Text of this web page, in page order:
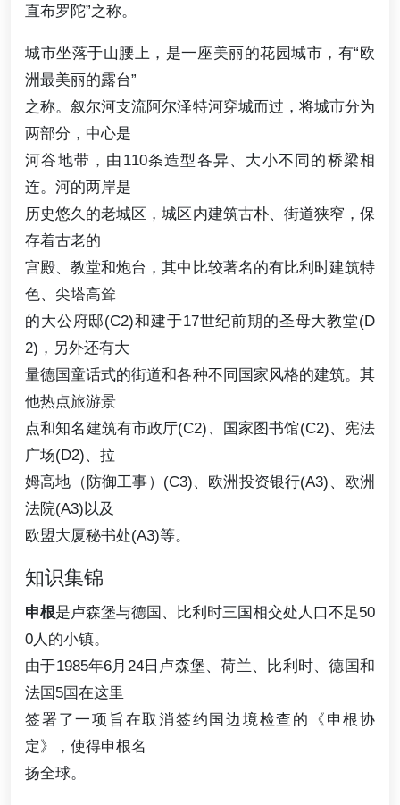
直布罗陀”之称。
城市坐落于山腰上，是一座美丽的花园城市，有“欧
洲最美丽的露台”
之称。叙尔河支流阿尔泽特河穿城而过，将城市分为
两部分，中心是
河谷地带，由110条造型各异、大小不同的桥梁相
连。河的两岸是
历史悠久的老城区，城区内建筑古朴、街道狭窄，保
存着古老的
宫殿、教堂和炮台，其中比较著名的有比利时建筑特
色、尖塔高耸
的大公府邸(C2)和建于17世纪前期的圣母大教堂(D
2)，另外还有大
量德国童话式的街道和各种不同国家风格的建筑。其
他热点旅游景
点和知名建筑有市政厅(C2)、国家图书馆(C2)、宪法
广场(D2)、拉
姆高地（防御工事）(C3)、欧洲投资银行(A3)、欧洲
法院(A3)以及
欧盟大厦秘书处(A3)等。
知识集锦
申根是卢森堡与德国、比利时三国相交处人口不足50
0人的小镇。
由于1985年6月24日卢森堡、荷兰、比利时、德国和
法国5国在这里
签署了一项旨在取消签约国边境检查的《申根协
定》，使得申根名
扬全球。